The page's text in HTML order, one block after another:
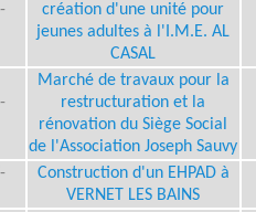
création d'une unité pour
jeunes adultes à l'I.M.E. AL
CASAL
Marché de travaux pour la
restructuration et la
rénovation du Siège Social
de l'Association Joseph Sauvy
Construction d'un EHPAD à
VERNET LES BAINS